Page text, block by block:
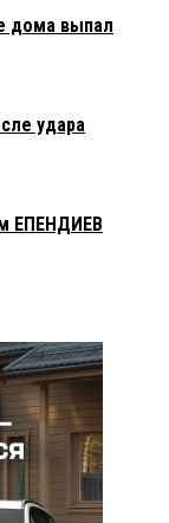
дома выпал
удара
ЕПЕНДИЕВ